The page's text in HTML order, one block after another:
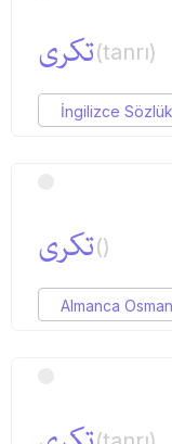
تكری(tanrı)
İngilizce Sözlük
تكری()
Almanca